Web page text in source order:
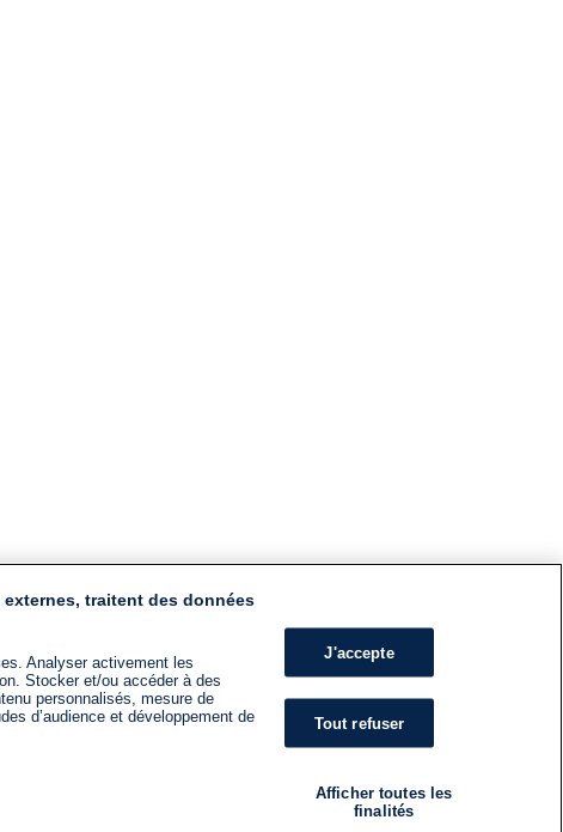
traitent des données
Analyser activement les
Stocker et/ou accéder à des
personnalisés, mesure de
d’audience et développement de
J'accepte
Tout refuser
Afficher toutes les
finalités